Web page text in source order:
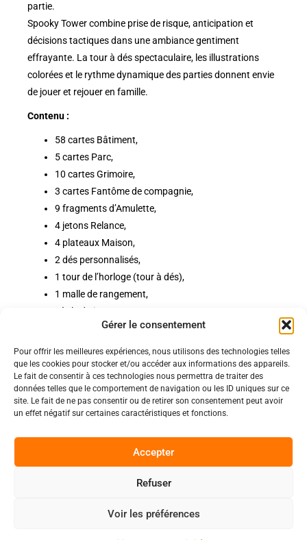
Gérer le consentement
Pour offrir les meilleures expériences, nous utilisons des technologies telles
que les cookies pour stocker et/ou accéder aux informations des appareils.
Le fait de consentir à ces technologies nous permettra de traiter des
données telles que le comportement de navigation ou les ID uniques sur ce
site. Le fait de ne pas consentir ou de retirer son consentement peut avoir
un effet négatif sur certaines caractéristiques et fonctions.
Accepter
Refuser
Voir les préférences
partie.
Spooky Tower combine prise de risque, anticipation et
décisions tactiques dans une ambiance gentiment
effrayante. La tour à dés spectaculaire, les illustrations
colorées et le rythme dynamique des parties donnent envie
de jouer et rejouer en famille.
Contenu :
58 cartes Bâtiment,
5 cartes Parc,
10 cartes Grimoire,
3 cartes Fantôme de compagnie,
9 fragments d’Amulette,
4 jetons Relance,
4 plateaux Maison,
2 dés personnalisés,
1 tour de l’horloge (tour à dés),
1 malle de rangement,
Règle du jeu
Nos pages
Nos évènements
Nous contacter
Politiques
Politique de confidentialité
Nos conditions de vente et livraison
Code de conduite